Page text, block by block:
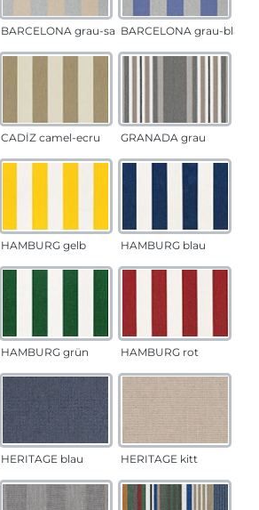
BARCELONA grau-sandBARCELONA grau-blau
CADÍZ camel-ecru GRANADA grau
HAMBURG gelb HAMBURG blau
HAMBURG grün HAMBURG rot
HERITAGE blau HERITAGE kitt